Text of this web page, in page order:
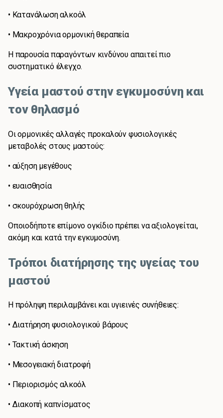
• Κατανάλωση αλκοόλ
• Μακροχρόνια ορμονική θεραπεία
Η παρουσία παραγόντων κινδύνου απαιτεί πιο
συστηματικό έλεγχο.
Υγεία μαστού στην εγκυμοσύνη και
τον θηλασμό
Οι ορμονικές αλλαγές προκαλούν φυσιολογικές
μεταβολές στους μαστούς:
• αύξηση μεγέθους
• ευαισθησία
• σκουρόχρωση θηλής
Οποιοδήποτε επίμονο ογκίδιο πρέπει να αξιολογείται,
ακόμη και κατά την εγκυμοσύνη.
Τρόποι διατήρησης της υγείας του
μαστού
Η πρόληψη περιλαμβάνει και υγιεινές συνήθειες:
• Διατήρηση φυσιολογικού βάρους
• Τακτική άσκηση
• Μεσογειακή διατροφή
• Περιορισμός αλκοόλ
• Διακοπή καπνίσματος